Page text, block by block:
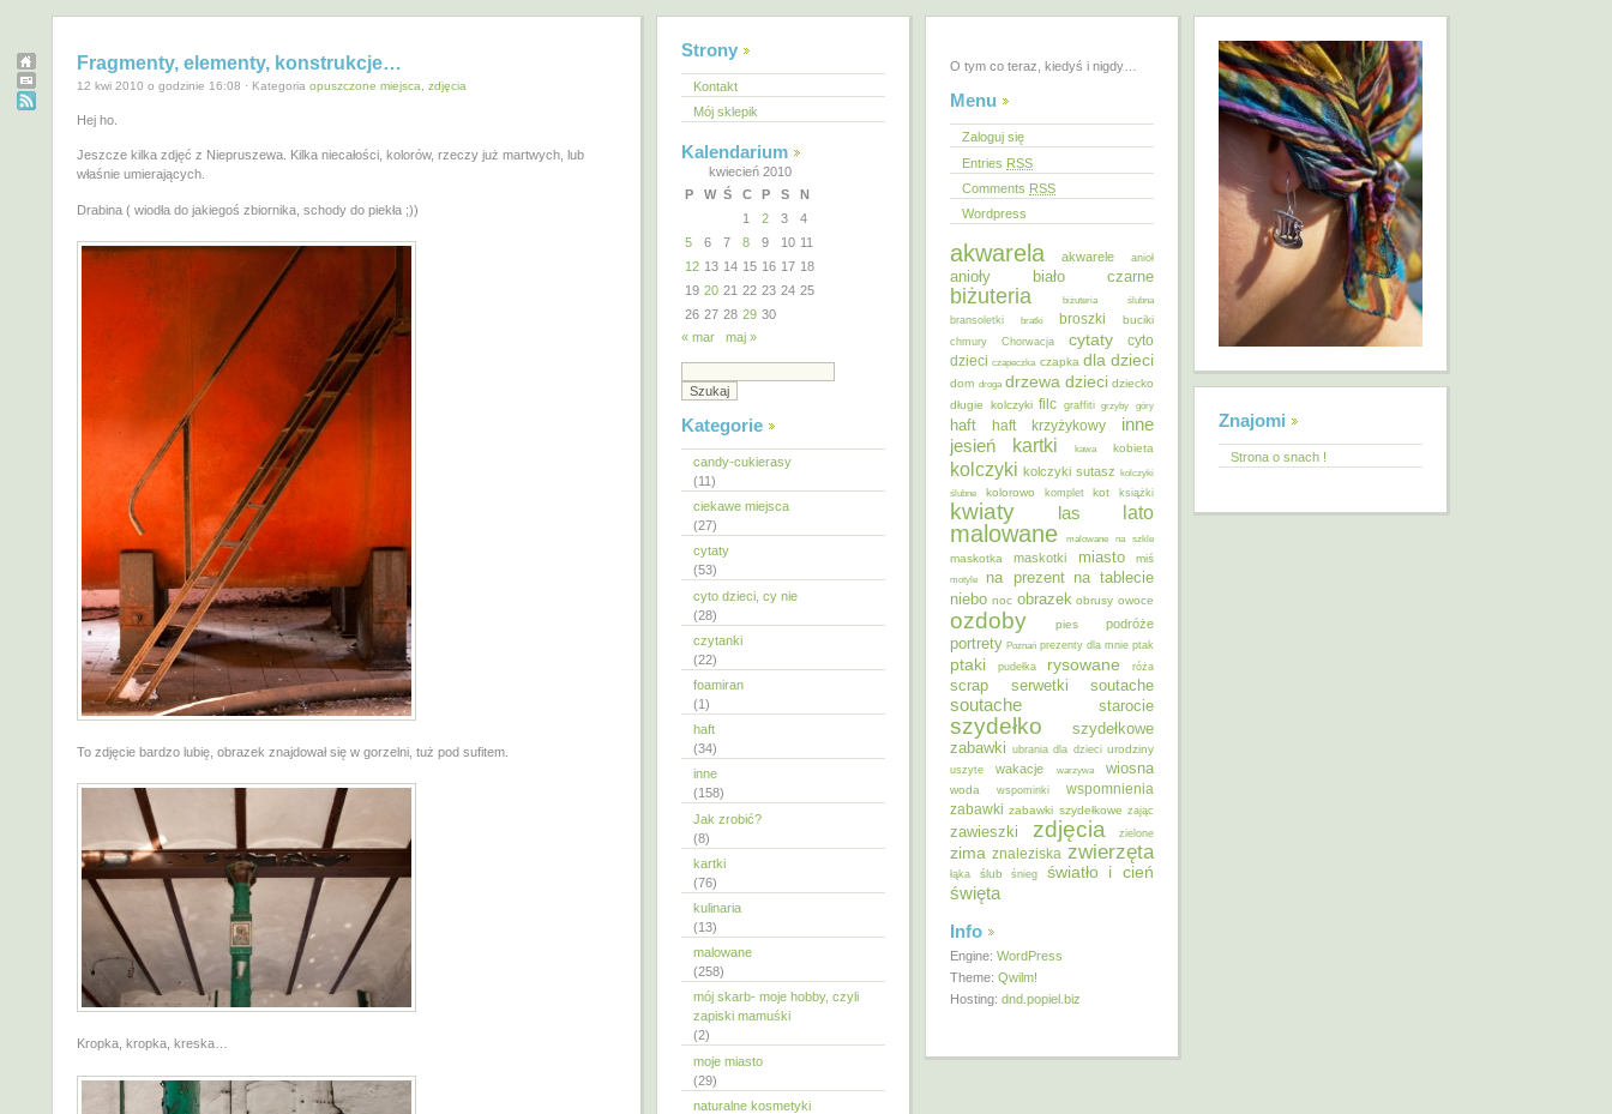
Fragmenty, elementy, konstrukcje…
12 kwi 2010 o godzinie 16:08 · Kategoria opuszczone miejsca zdjęcia
Hej ho.
Jeszcze kilka zdjęć z Niepruszewa. Kilka niecałości, kolorów, rzeczy już martwych, lub
właśnie umierających.
Drabina ( wiodła do jakiegoś zbiornika, schody do piekła ;))
To zdjęcie bardzo lubię, obrazek znajdował się w gorzelni, tuż pod sufitem.
Kropka, kropka, kreska…
Strony
Kontakt
Mój sklepik
Kalendarium
kwiecień 2010
P
W Ś C P S
N
1
2 3
4
5
6 7 8 9 10 11
12 13 14 15 16 17 18
19 20 21 22 23 24 25
26 27 28 29 30
« mar
maj »
Kategorie
candy-cukierasy
(11)
ciekawe miejsca
(27)
cytaty
(53)
cyto dzieci, cy nie
(28)
czytanki
(22)
foamiran
(1)
haft
(34)
inne
(158)
Jak zrobić?
(8)
kartki
(76)
kulinaria
(13)
malowane
(258)
mój skarb- moje hobby, czyli
zapiski mamuśki
(2)
moje miasto
(29)
naturalne kosmetyki
O tym co teraz, kiedyś i nigdy…
Menu
Zaloguj się
Entries RSS
Comments RSS
Wordpress
akwarela akwarele anioł
anioły biało czarne
biżuteria
biżuteria ślubna
bransoletki
bratki broszki buciki
chmury Chorwacja cytaty
cyto
dzieci czapeczka czapka dla dzieci
dom droga drzewa dzieci dziecko
długie kolczyki filc graffiti grzyby góry
haft haft krzyżykowy inne
jesień kartki kawa kobieta
kolczyki kolczyki sutasz kolczyki
ślubne
kolorowo komplet kot książki
kwiaty las lato
malowane malowane na szkle
maskotka maskotki miasto miś
motyle na prezent na tablecie
niebo noc obrazek obrusy owoce
ozdoby pies podróże
portrety Poznań prezenty dla mnie ptak
ptaki pudełka rysowane róża
scrap serwetki soutache
soutache starocie
szydełko
szydełkowe
zabawki ubrania dla dzieci urodziny
uszyte wakacje warzywa wiosna
woda wspominki
wspomnienia
zabawki zabawki szydełkowe zając
zawieszki zdjęcia zielone
zima znaleziska zwierzęta
łąka ślub śnieg światło i cień
święta
Info
Engine: WordPress
Theme: Qwilm!
Hosting: dnd.popiel.biz
Znajomi
Strona o snach !